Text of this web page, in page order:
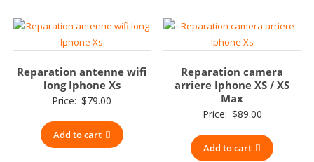
Reparation antenne wifi
long Iphone Xs
Price: $79.00
Add to cart
Reparation camera
arriere Iphone XS / XS
Max
Price: $89.00
Add to cart